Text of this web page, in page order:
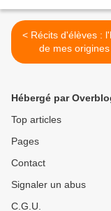
< Récits d'élèves : l'histoire
de mes
Hébergé par
Top articles
Pages
Contact
Signaler un abus
C.G.U.